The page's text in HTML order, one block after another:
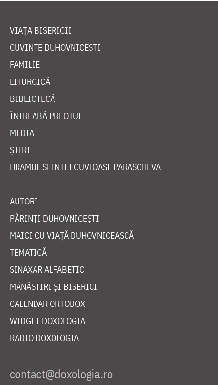
VIAȚA BISERICII
CUVINTE DUHOVNICEȘTI
FAMILIE
LITURGICĂ
BIBLIOTECĂ
ÎNTREABĂ PREOTUL
MEDIA
ȘTIRI
HRAMUL SFINTEI CUVIOASE PARASCHEVA
AUTORI
PĂRINȚI DUHOVNICEȘTI
MAICI CU VIAȚĂ DUHOVNICEASCĂ
TEMATICĂ
SINAXAR ALFABETIC
MĂNĂSTIRI ȘI BISERICI
CALENDAR ORTODOX
WIDGET DOXOLOGIA
RADIO DOXOLOGIA